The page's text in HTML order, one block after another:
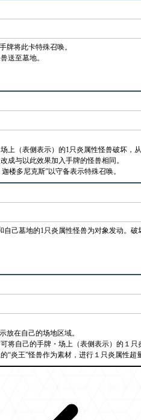
牌将此卡特殊召唤。
送至墓地。
（表侧表示）的1只炎属性怪兽破坏，
成与以此效果加入手牌的怪兽相同。
楼多尼克斯”以守备表示特殊召唤。
己墓地的1只炎属性怪兽为对象发动。
放在自己的场地区域。
自己的手牌・场上（表侧表示）的１只
炎王”怪兽作为素材，进行１只炎属性超